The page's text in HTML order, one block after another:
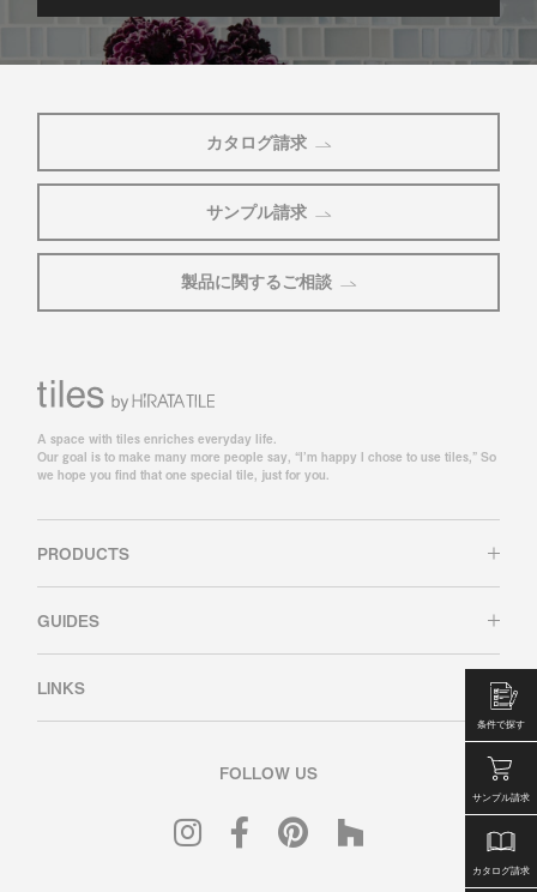
条件で探す
サンプル請求
カタログ請求
カタログ請求
サンプル請求
製品に関するご相談
A space with tiles enriches everyday life.
Our goal is to make many more people say, “I’m happy I chose to use tiles,” So
we hope you find that one special tile, just for you.
PRODUCTS
GUIDES
LINKS
FOLLOW US